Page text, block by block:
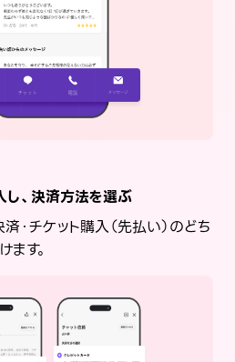
し、決済方法を選ぶ
・チケット購入（先払い）のどち
す。